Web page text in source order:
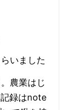
いました
農業はじ
録はnote